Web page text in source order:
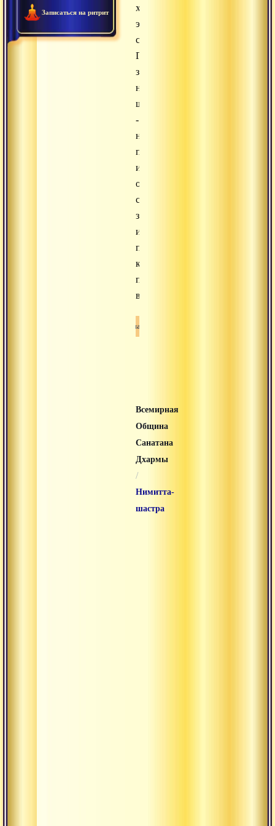
Записаться на ритрит
характер
этого
события.
Главная
задача
нимитта-
шастры
-
научить
правильно
и
осознанно
считывать
знаки
и
приметы,
которые
посылает
вселенная.
Санатана дхарма
Всемирная
Община
Санатана
Дхармы
/
Нимитта-
шастра